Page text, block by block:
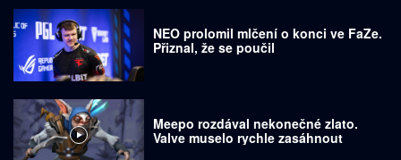
NEO prolomil mlčení o konci ve FaZe.
Přiznal, že se poučil
Meepo rozdával nekonečné zlato.
Valve muselo rychle zasáhnout